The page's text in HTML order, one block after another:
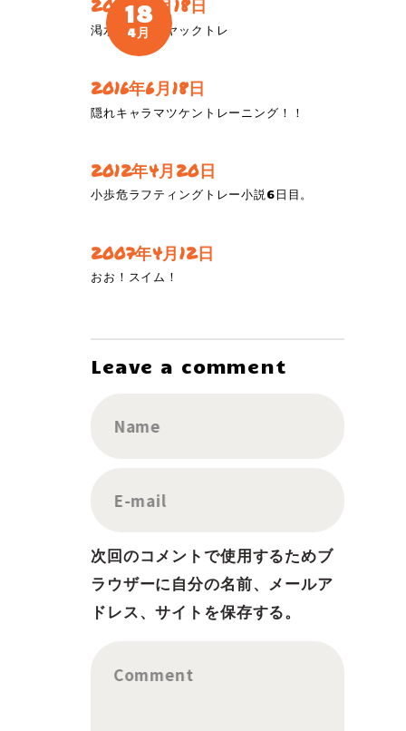
18
4月
2018年4月18日
渇水小歩危カヤックトレ
2016年6月18日
隠れキャラマツケントレーニング！！
2012年4月20日
小歩危ラフティングトレー小説6日目。
2007年4月12日
おお！スイム！
Leave a comment
Name
E-mail
次回のコメントで使用するためブ
ラウザーに自分の名前、メールア
ドレス、サイトを保存する。
Comment